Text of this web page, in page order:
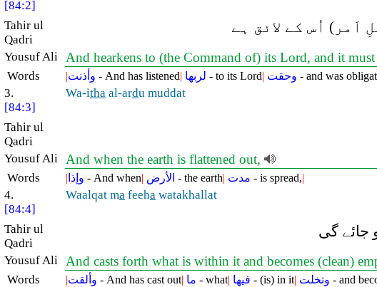
[84:2]
Tahir ul
Qadri
اَمر) اُس کے لائق ہے
Yousuf Ali And hearkens to (the Command of) its Lord, and it must
Words |وأذنت - And has listened| لربها - to its Lord| وحقت - and was
3.
[84:3]
Wa-itha al-ardu muddat
Tahir ul
Qadri
Yousuf Ali And when the earth is flattened out,
Words | وإذا - And when| الأرض - the earth| مدت - is spread,|
4.
[84:4]
Waalqat ma feeha watakhallat
Tahir ul
Qadri
جائے گی
Yousuf Ali And casts forth what is within it and becomes (clean)
Words |وألقت - And has cast out| ما - what| فيها - (is) in it| وتخلت - and